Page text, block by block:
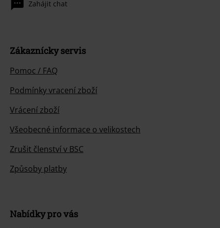
Zahájit chat
Zákaznícky servis
Pomoc / FAQ
Podmínky vracení zboží
Vrácení zboží
Všeobecné informace o velikostech
Zrušit členství v BSC
Způsoby platby
Nabídky pro vás